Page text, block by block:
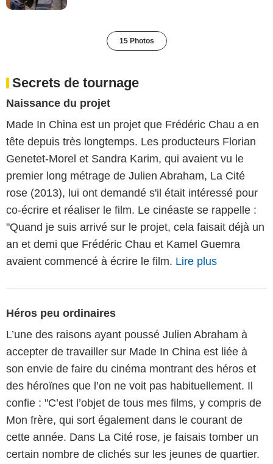
15 Photos
Secrets de tournage
Naissance du projet
Made In China est un projet que Frédéric Chau a en
tête depuis très longtemps. Les producteurs Florian
Genetet-Morel et Sandra Karim, qui avaient vu le
premier long métrage de Julien Abraham, La Cité
rose (2013), lui ont demandé s'il était intéressé pour
co-écrire et réaliser le film. Le cinéaste se rappelle :
"Quand je suis arrivé sur le projet, cela faisait déjà un
an et demi que Frédéric Chau et Kamel Guemra
avaient commencé à écrire le film. Lire plus
Héros peu ordinaires
L’une des raisons ayant poussé Julien Abraham à
accepter de travailler sur Made In China est liée à
son envie de faire du cinéma montrant des héros et
des héroïnes que l’on ne voit pas habituellement. Il
confie : "C’est l’objet de tous mes films, y compris de
Mon frère, qui sort également dans le courant de
cette année. Dans La Cité rose, je faisais tomber un
certain nombre de clichés sur les jeunes de quartier.